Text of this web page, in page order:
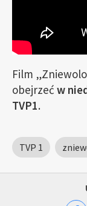
Film
obejrzeć w
TVP1.
TVP 1